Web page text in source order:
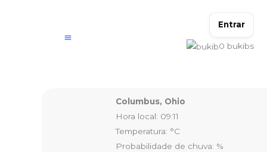
Entrar
0 bukibs
Columbus, Ohio
Hora local: 09:11
Temperatura: °C
Probabilidade de chuva: %